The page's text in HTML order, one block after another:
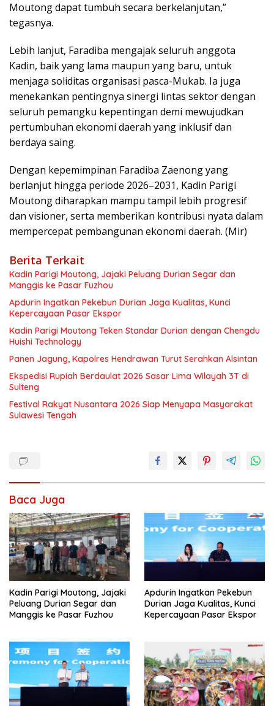
Moutong dapat tumbuh secara berkelanjutan,”
tegasnya.
Lebih lanjut, Faradiba mengajak seluruh anggota
Kadin, baik yang lama maupun yang baru, untuk
menjaga soliditas organisasi pasca-Mukab. Ia juga
menekankan pentingnya sinergi lintas sektor dengan
seluruh pemangku kepentingan demi mewujudkan
pertumbuhan ekonomi daerah yang inklusif dan
berdaya saing.
Dengan kepemimpinan Faradiba Zaenong yang
berlanjut hingga periode 2026–2031, Kadin Parigi
Moutong diharapkan mampu tampil lebih progresif
dan visioner, serta memberikan kontribusi nyata dalam
mempercepat pembangunan ekonomi daerah. (Mir)
Berita Terkait
Kadin Parigi Moutong, Jajaki Peluang Durian Segar dan
Manggis ke Pasar Fuzhou
Apdurin Ingatkan Pekebun Durian Jaga Kualitas, Kunci
Kepercayaan Pasar Ekspor
Kadin Parigi Moutong Teken Standar Durian dengan Chengdu
Huishi Technology
Panen Jagung, Kapolres Hendrawan Turut Serahkan Alsintan
Ekspedisi Rupiah Berdaulat 2026 Sasar Lima Wilayah 3T di
Sulteng
Festival Rakyat Nusantara 2026 Siap Menyapa Masyarakat
Sulawesi Tengah
Baca Juga
Kadin Parigi Moutong, Jajaki
Peluang Durian Segar dan
Manggis ke Pasar Fuzhou
Apdurin Ingatkan Pekebun
Durian Jaga Kualitas, Kunci
Kepercayaan Pasar Ekspor